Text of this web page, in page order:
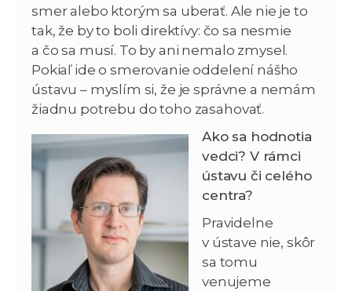
smer alebo ktorým sa uberať. Ale nie je to
tak, že by to boli direktívy: čo sa nesmie
a čo sa musí. To by ani nemalo zmysel.
Pokiaľ ide o smerovanie oddelení nášho
ústavu – myslím si, že je správne a nemám
žiadnu potrebu do toho zasahovať.
Ako sa hodnotia
vedci? V rámci
ústavu či celého
centra?
Pravidelne
v ústave nie, skôr
sa tomu
venujeme